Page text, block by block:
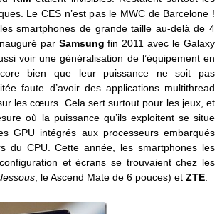
Le CES n’est pas le MWC de Barcelone !
smartphones de grande taille au-delà de 4
par Samsung fin 2011 avec le Galaxy
voir une généralisation de l’équipement en
core bien que leur puissance ne soit pas
faute d’avoir des applications multithread
les cœurs. Cela sert surtout pour les jeux, et
où la puissance qu’ils exploitent se situe
GPU intégrés aux processeurs embarqués
du CPU. Cette année, les smartphones les
et écrans se trouvaient chez les
, le Ascend Mate de 6 pouces) et ZTE